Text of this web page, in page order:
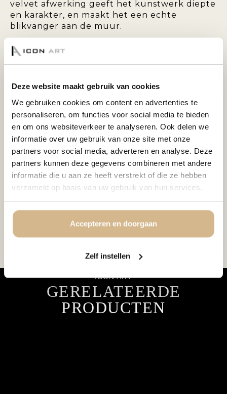
Deze website maakt gebruik van cookies
We gebruiken cookies om content en advertenties te
personaliseren, om functies voor social media te bieden
en om ons websiteverkeer te analyseren. Ook delen we
informatie over uw gebruik van onze site met onze
partners voor social media, adverteren en analyse. Deze
partners kunnen deze gegevens combineren met andere
informatie die u aan ze heeft verstrekt of die ze hebben
verzameld op basis van uw gebruik van hun services.
Accepteren en doorgaan
Zelf instellen
velvet afwerking geeft het kunstwerk diepte
en karakter, en maakt het een echte
blikvanger aan de muur.
Hetvelvet deco panel
voor moderne, klassieke of hotel chique
een unieke uitstraling geeft.
U heeft de keuze om het paneel te laten
voorzien van een zwarte luxe baklijst . Deze
lijst omlijst het velvet panel op verfijnde
wijze en versterkt het zwevende effect,
zonder afbreuk te doen aan het kunstwerk
zelf. Ook zonder lijst komt het velvet deco
panel prachtig tot zijn recht – strak, modern
en minimalistisch.
Deze wanddecoratie is eenvoudig op te
hangen en wordt standaard geleverd met
een ophangsysteem aan de achterzijde.
ICON ART
GERELATEERDE
PRODUCTEN